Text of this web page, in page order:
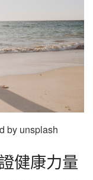
by unsplash
健康力量